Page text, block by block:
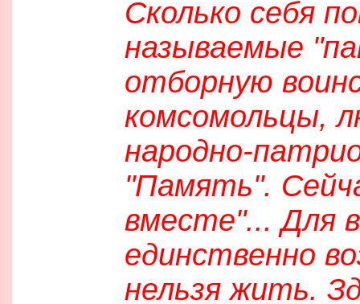
Сколько себя
называемые
отборную
комсомольцы,
народно-
"Память".
вместе"... Для
единственно
нельзя жить.